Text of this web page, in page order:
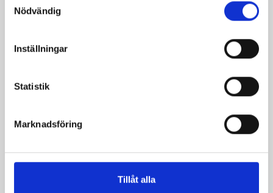
Nödvändig
Inställningar
Statistik
Marknadsföring
Tillåt alla
Bäst i test: Norrmejeriers laktosfria
mjölk
är bäst i smaktest när norrlänningarna sagt sitt. Fler än
200 norrlänningar fick deltog vid provsmakningen. Vår